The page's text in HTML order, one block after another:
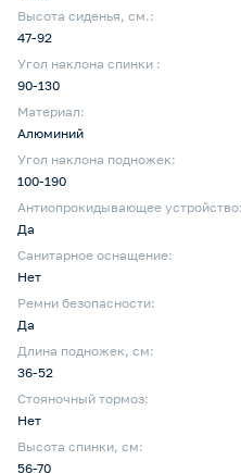
Высота сиденья, см.:
47-92
Угол наклона спинки :
90-130
Материал:
Алюминий
Угол наклона подножек:
100-190
Антиопрокидывающее устройство:
Да
Санитарное оснащение:
Нет
Ремни безопасности:
Да
Длина подножек, см:
36-52
Стояночный тормоз:
Нет
Высота спинки, см:
56-70